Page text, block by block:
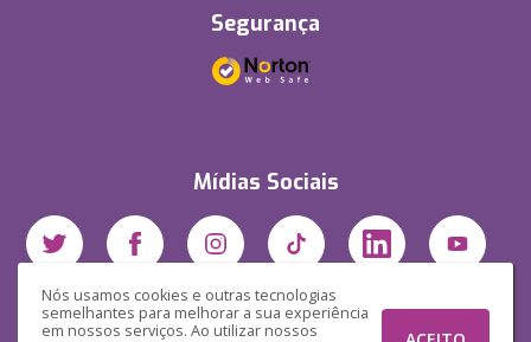
Nós usamos cookies e outras tecnologias
semelhantes para melhorar a sua experiência
em nossos serviços. Ao utilizar nossos
Segurança
Mídias Sociais